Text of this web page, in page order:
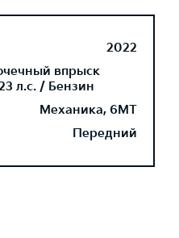
2022
впрыск
л.с. / Бензин
Механика, 6MT
Передний